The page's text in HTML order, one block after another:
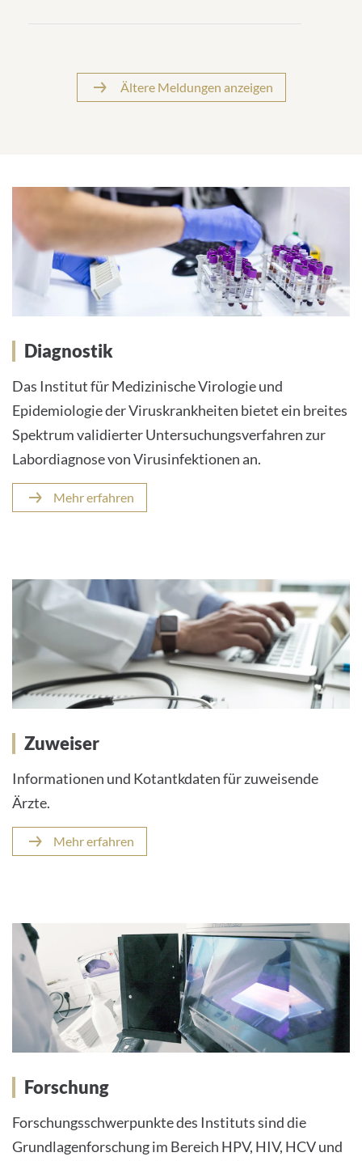
Ältere Meldungen anzeigen
Schwerpunkte
Diagnostik
Das Institut für Medizinische Virologie und
Epidemiologie der Viruskrankheiten bietet ein breites
Spektrum validierter Untersuchungsverfahren zur
Labordiagnose von Virusinfektionen an.
Mehr erfahren
Zuweiser
Informationen und Kotantkdaten für zuweisende
Ärzte.
Mehr erfahren
Forschung
Forschungsschwerpunkte des Instituts sind die
Grundlagenforschung im Bereich HPV, HIV, HCV und